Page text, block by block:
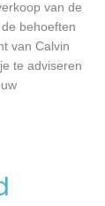
van de
behoeften
van Calvin
te adviseren